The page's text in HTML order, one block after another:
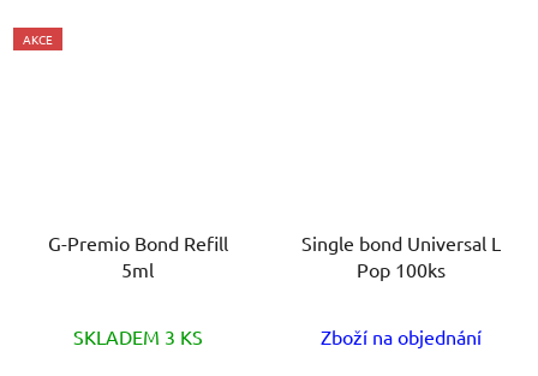
AKCE
G-Premio Bond Refill
5ml
SKLADEM 3 KS
Single bond Universal L
Pop 100ks
Zboží na objednání